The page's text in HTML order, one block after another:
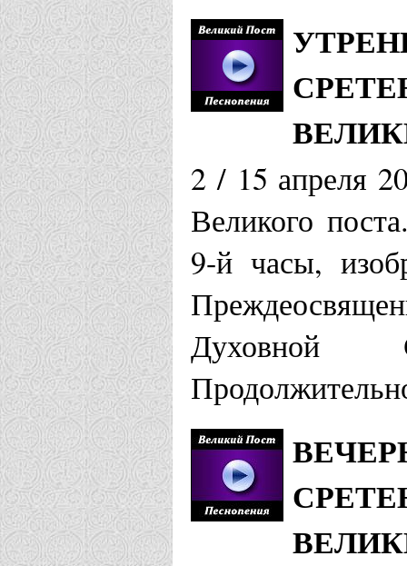
2 / 15 апреля
Великого
9-й часы,
Духовной